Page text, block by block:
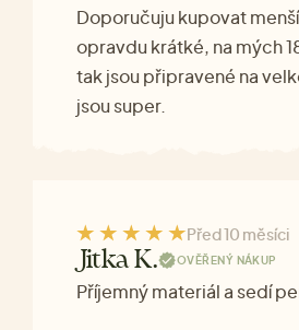
Doporučuju kupovat
opravdu krátké, na mých
tak jsou připravené na
jsou super.
Před 10 měsíci
Jitka K. OVĚŘENÝ NÁKUP
Příjemný materiál a sedí